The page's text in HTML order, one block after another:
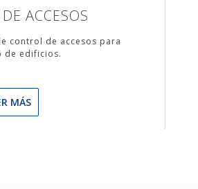
ACCESOS
control de accesos para
de edificios.
MÁS